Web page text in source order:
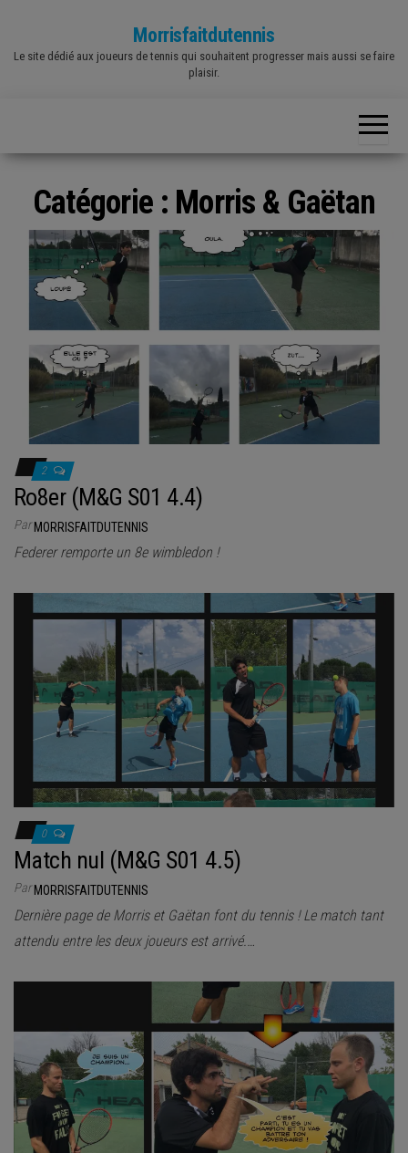
the
Morrisfaitdutennis
Le site dédié aux joueurs de tennis qui souhaitent progresser mais aussi se faire
plaisir.
Catégorie : Morris & Gaëtan
2
Ro8er (M&G S01 4.4)
ParMORRISFAITDUTENNIS
Federer remporte un 8e wimbledon !
0
Match nul (M&G S01 4.5)
ParMORRISFAITDUTENNIS
Dernière page de Morris et Gaëtan font du tennis ! Le match tant
attendu entre les deux joueurs est arrivé.…